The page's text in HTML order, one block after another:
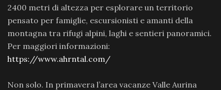
2400 metri di altezza per esplorare un territorio
pensato per famiglie, escursionisti e amanti della
montagna tra rifugi alpini, laghi e sentieri panoramici.
Per maggiori informazioni:
https://www.ahrntal.com/
Non solo. In primavera l’area vacanze Valle Aurina